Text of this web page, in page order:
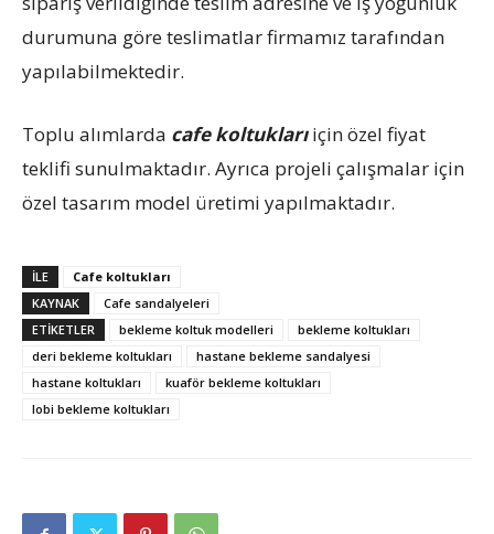
durumuna göre teslimatlar firmamız tarafından
yapılabilmektedir.
Toplu alımlarda cafe koltuklarıiçin özel fiyat
teklifi sunulmaktadır. Ayrıca projeli çalışmalar için
özel tasarım model üretimi yapılmaktadır.
İLE
Cafe koltukları
KAYNAK
Cafe sandalyeleri
ETIKETLER
bekleme koltuk modelleri
bekleme koltukları
deri bekleme koltukları
hastane bekleme sandalyesi
hastane koltukları
kuaför bekleme koltukları
lobi bekleme koltukları